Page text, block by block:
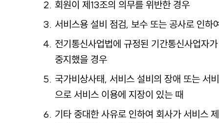
회원이 제13조의 의무를 위반한 경우
서비스용 설비 점검, 보수 또는 공사로 인하
전기통신사업법에 규정된 기간통신사업자
중지했을 경우
국가비상사태, 서비스 설비의 장애 또는 서
으로 서비스 이용에 지장이 있는 때
기타 중대한 사유로 인하여 회사가 서비스